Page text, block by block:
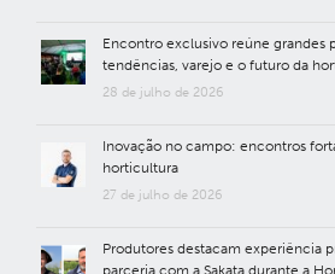
Encontro exclusivo reúne grandes
tendências, varejo e o futuro da
28 de julho de 2026
Inovação no campo: encontros
horticultura
27 de julho de 2026
Produtores destacam experiência
parceria com a Sakata durante a